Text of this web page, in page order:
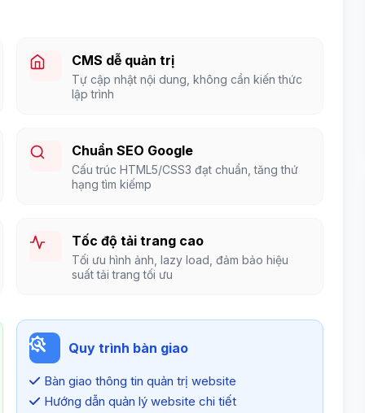
CMS dễ quản trị
Tự cập nhật nội dung, không cần kiến thức
lập trình
Chuẩn SEO Google
Cấu trúc HTML5/CSS3 đạt chuẩn, tăng thứ
hạng tìm kiếmp
Tốc độ tải trang cao
Tối ưu hình ảnh, lazy load, đảm bảo hiệu
suất tải trang tối ưu
Quy trình bàn giao
Bàn giao thông tin quản trị website
Hướng dẫn quản lý website chi tiết